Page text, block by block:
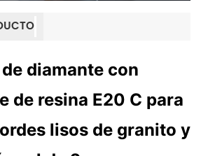
diamante con
de resina E20 C para
lisos de granito y